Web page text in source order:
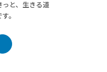
っと、生きる道
。